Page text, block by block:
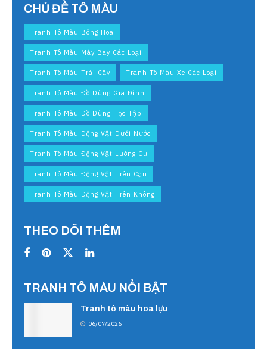
CHỦ ĐỀ TÔ MÀU
Tranh Tô Màu Bông Hoa
Tranh Tô Màu Máy Bay Các Loại
Tranh Tô Màu Trái Cây Tranh Tô Màu Xe Các Loại
Tranh Tô Màu Đồ Dùng Gia Đình
Tranh Tô Màu Đồ Dùng Học Tập
Tranh Tô Màu Động Vật Dưới Nước
Tranh Tô Màu Động Vật Lưỡng Cư
Tranh Tô Màu Động Vật Trên Cạn
Tranh Tô Màu Động Vật Trên Không
THEO DÕI THÊM
TRANH TÔ MÀU NỔI BẬT
Tranh tô màu hoa lựu
06/07/2026